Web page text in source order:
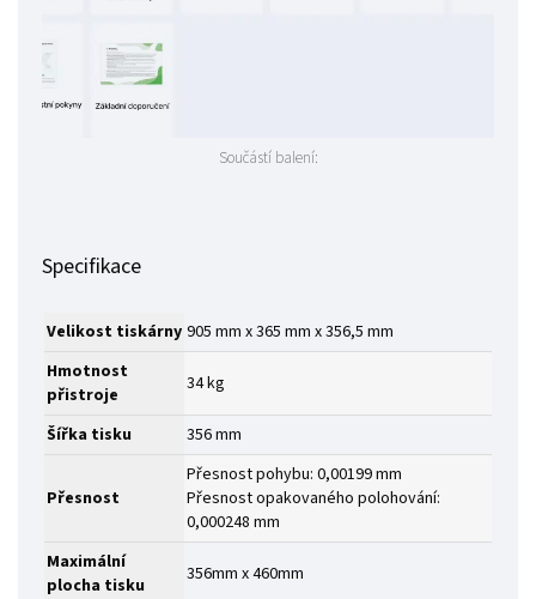
Součástí balení:
Specifikace
Velikost tiskárny 905 mm x 365 mm x 356,5 mm
Hmotnost
přistroje
34 kg
Šířka tisku 356 mm
Přesnost
Přesnost pohybu: 0,00199 mm
Přesnost opakovaného polohování:
0,000248 mm
Maximální
plocha tisku
356mm x 460mm